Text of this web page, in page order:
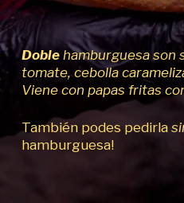
Doblehamburguesa son
tomate, cebolla
Viene con papas fritas
También podes pedirla
hamburguesa!